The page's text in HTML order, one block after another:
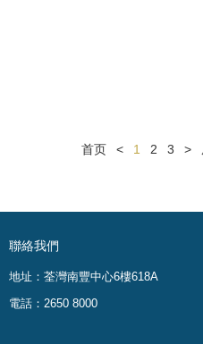
首页 < 1 2 3 >
聯絡我們
地址：荃灣南豐中心6樓618A
電話：2650 8000